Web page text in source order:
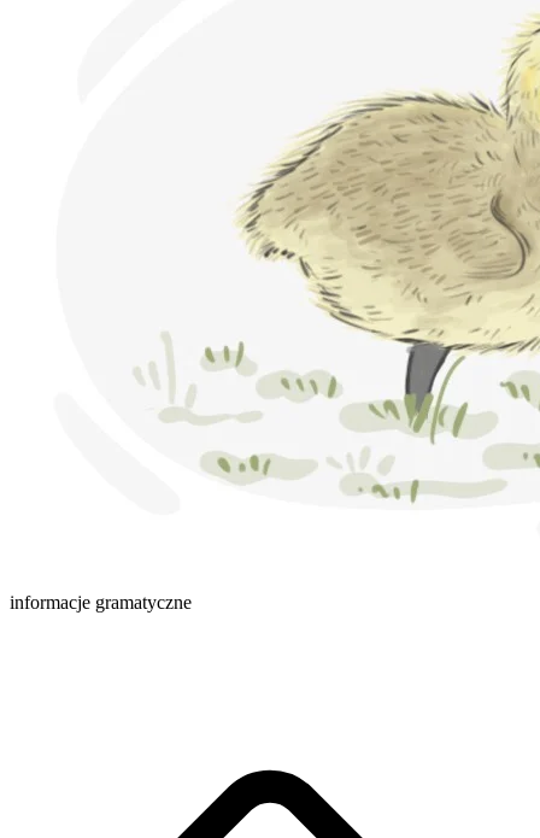
informacje gramatyczne